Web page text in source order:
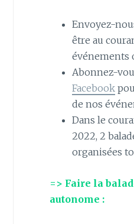
Envoyez-
être au
événements
Abonnez-
Facebook
de nos
Dans le
2022, 2
organisées
=> Faire la
autonome :